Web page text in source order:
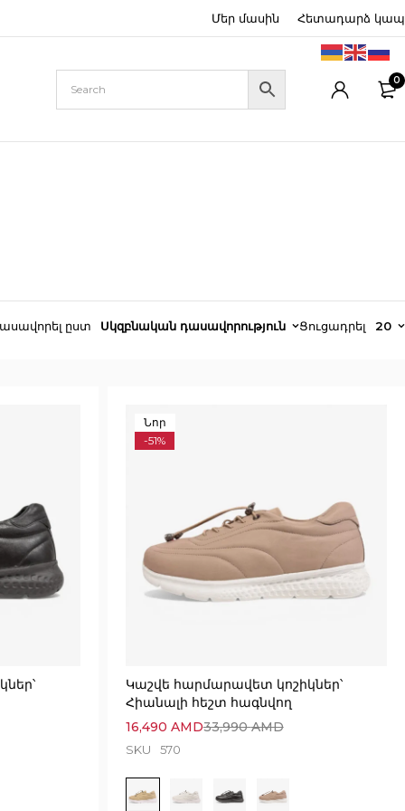
Մեր մասին Հետադարձ կապ
0
ըստ Սկզբնական դասավորություն Ցուցադրել 20
Նոր
-51%
Կաշվե հարմարավետ կոշիկներ՝
Հիանալի հեշտ հագնվող
33,990AMD
16,490 AMD
SKU 570